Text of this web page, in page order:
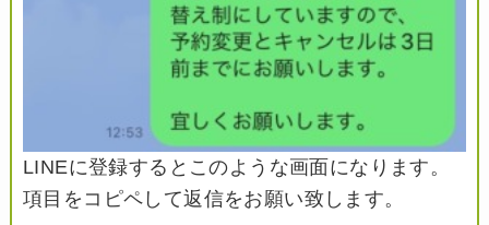
LINEに登録するとこのような画面になります。
項目をコピペして返信をお願い致します。